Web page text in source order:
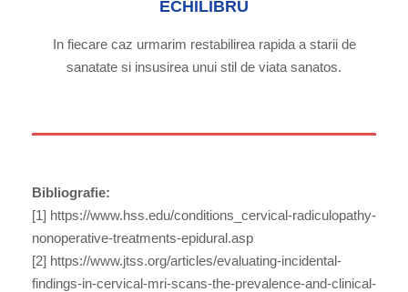
ECHILIBRU
In fiecare caz urmarim restabilirea rapida a starii de
sanatate si insusirea unui stil de viata sanatos.
Bibliografie:
[1] https://www.hss.edu/conditions_cervical-radiculopathy-
nonoperative-treatments-epidural.asp
[2] https://www.jtss.org/articles/evaluating-incidental-
findings-in-cervical-mri-scans-the-prevalence-and-clinical-